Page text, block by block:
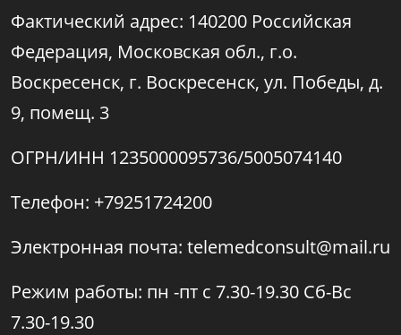
Фактический адрес: 140200 Российская
Федерация, Московская обл., г.о.
Воскресенск, г. Воскресенск, ул. Победы, д.
9, помещ. 3
ОГРН/ИНН 1235000095736/5005074140
Телефон: +79251724200
Электронная почта: telemedconsult@mail.ru
Режим работы: пн -пт с 7.30-19.30 Сб-Вс
7.30-19.30